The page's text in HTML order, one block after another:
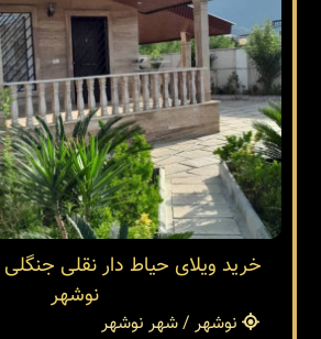
خرید ویلای حیاط دار نقلی
نوشهر
نوشهر / شهر نوشهر